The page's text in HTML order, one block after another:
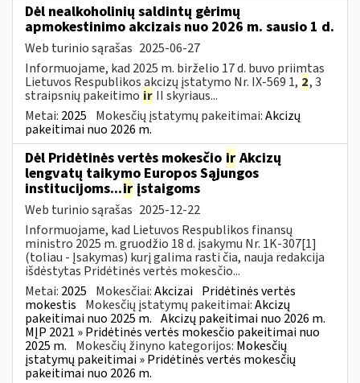
Dėl nealkoholinių saldintų gėrimų
apmokestinimo akcizais nuo 2026 m. sausio 1 d.
Web turinio sąrašas 2025-06-27
Informuojame, kad 2025 m. birželio 17 d. buvo priimtas
Lietuvos Respublikos akcizų įstatymo Nr. IX-569 1, 2, 3
straipsnių pakeitimo ir II skyriaus...
Metai: 2025 Mokesčių įstatymų pakeitimai:Akcizų
pakeitimai nuo 2026 m.
Dėl Pridėtinės vertės mokesčio ir Akcizų
lengvatų taikymo Europos Sąjungos
institucijoms...ir įstaigoms
Web turinio sąrašas 2025-12-22
Informuojame, kad Lietuvos Respublikos finansų
ministro 2025 m. gruodžio 18 d. įsakymu Nr. 1K-307[1]
(toliau - Įsakymas) kurį galima rasti čia, nauja redakcija
išdėstytas Pridėtinės vertės mokesčio...
Metai: 2025 Mokesčiai:Akcizai Pridėtinės vertės
mokestis Mokesčių įstatymų pakeitimai:Akcizų
pakeitimai nuo 2025 m. Akcizų pakeitimai nuo 2026 m.
MĮP 2021 » Pridėtinės vertės mokesčio pakeitimai nuo
2025 m. Mokesčių žinyno kategorijos: Mokesčių
įstatymų pakeitimai » Pridėtinės vertės mokesčių
pakeitimai nuo 2026 m.